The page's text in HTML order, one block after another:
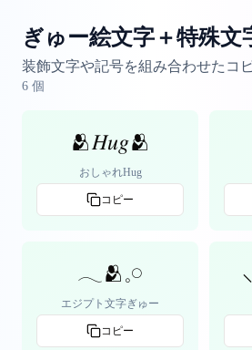
ぎゅー絵文字＋特殊文
装飾文字や記号を組み合わせたコ
6 個
🫂𝐻𝑢𝑔🫂
おしゃれHug
コピー
𓂃🫂𓈒𓏸
エジプト文字ぎゅー
コピー